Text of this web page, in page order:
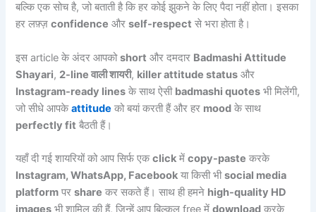
बल्कि एक सोच है, जो बताती है कि हर कोई झुकने के लिए पैदा नहीं होता। इसका
हर लफ़्ज़confidence औरself-respect से भरा होता है।
इस article के अंदर आपकोshort और दमदार Badmashi Attitude
Shayari, 2-line वाली शायरी, killer attitude status और
Instagram-ready lines के साथ ऐसी badmashi quotes भी मिलेंगी,
जो सीधे आपकेattitude को बयां करती हैं और हर mood के साथ
perfectly fit बैठती हैं।
यहाँ दी गई शायरियों को आप सिर्फ एकclick मेंcopy-paste करके
Instagram, WhatsApp, Facebook या किसी भीsocial media
platform परshare कर सकते हैं। साथ ही हमने high-quality HD
images भी शामिल की हैं, जिन्हें आप बिल्कुल free मेंdownload करके